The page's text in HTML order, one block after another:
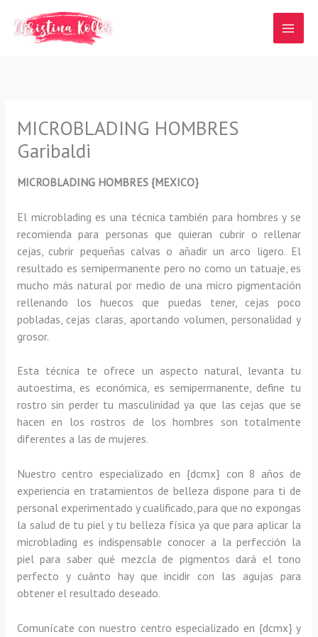
contenido
MICROBLADING HOMBRES
Garibaldi
MICROBLADING HOMBRES {MEXICO}
El microblading es una técnica también para hombres y se
recomienda para personas que quieran cubrir o rellenar
cejas, cubrir pequeñas calvas o añadir un arco ligero.El
resultado es semipermanente pero no como un tatuaje, es
mucho más natural por medio de una micro pigmentación
rellenando los huecos que puedas tener, cejas poco
pobladas, cejas claras, aportando volumen, personalidad y
grosor.
Esta técnica te ofrece un aspecto natural, levanta tu
autoestima, es económica, es semipermanente, define tu
rostro sin perder tu masculinidad ya que las cejas que se
hacen en los rostros de los hombres son totalmente
diferentes a las de mujeres.
Nuestro centro especializado en {dcmx} con 8 años de
experiencia en tratamientos de belleza dispone para ti de
personal experimentado y cualificado, para que no expongas
la salud de tu piel y tu belleza física ya que para aplicar la
microblading es indispensable conocer a la perfección la
piel para saber qué mezcla de pigmentos dará el tono
perfecto y cuánto hay que incidir con las agujas para
obtener el resultado deseado.
Comunícate con nuestro centro especializado en {dcmx} y